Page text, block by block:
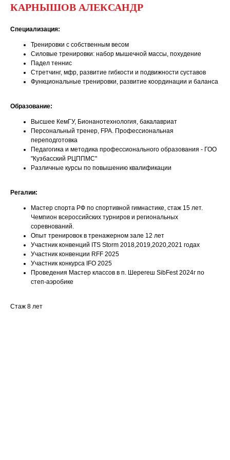
КАРНЫШОВ АЛЕКСАНДР
Специализация:
Тренировки с собственным весом
Силовые тренировки: набор мышечной массы, похудение
Падел теннис
Стретчинг, мфр, развитие гибкости и подвижности суставов
Функциональные тренировки, развитие координации и баланса
Образование:
Высшее КемГУ, Бионанотехнология, бакалавриат
Персональный тренер, FPA. Профессиональная
переподготовка
Педагогика и методика профессионального образования - ГОО
"Кузбасский РЦППМС"
Различные курсы по повышению квалификации
Регалии:
Мастер спорта РФ по спортивной гимнастике, стаж 15 лет.
Чемпион всероссийских турниров и региональных
соревнований.
Опыт тренировок в тренажерном зале 12 лет
Участник конвенций ITS Storm 2018,2019,2020,2021 годах
Участник конвенции RFF 2025
Участник конкурса IFO 2025
Проведения Мастер классов в п. Шерегеш SibFest 2024г по
степ-аэробике
Стаж 8 лет